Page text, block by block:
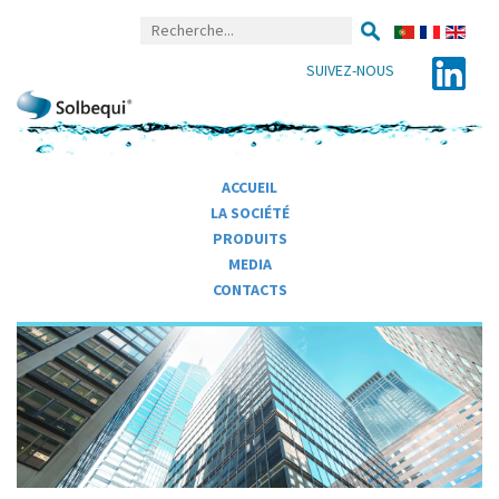
SUIVEZ-NOUS
ACCUEIL
LA SOCIÉTÉ
PRODUITS
MEDIA
CONTACTS